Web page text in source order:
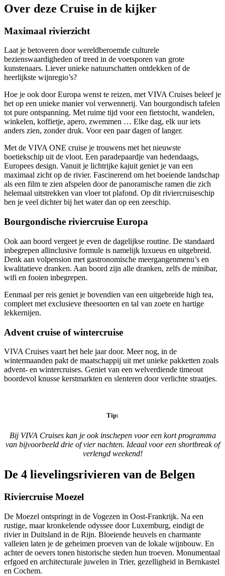
Over deze Cruise in de kijker
Maximaal rivierzicht
Laat je betoveren door wereldberoemde culturele
bezienswaardigheden of treed in de voetsporen van grote
kunstenaars. Liever unieke natuurschatten ontdekken of de
heerlijkste wijnregio’s?
Hoe je ook door Europa wenst te reizen, met VIVA Cruises beleef je
het op een unieke manier vol verwennerij. Van bourgondisch tafelen
tot pure ontspanning. Met ruime tijd voor een fietstocht, wandelen,
winkelen, koffietje, apero, zwemmen … Elke dag, elk uur iets
anders zien, zonder druk. Voor een paar dagen of langer.
Met de VIVA ONE cruise je trouwens met het nieuwste
boetiekschip uit de vloot. Een paradepaardje van hedendaags,
Europees design. Vanuit je lichtrijke kajuit geniet je van een
maximaal zicht op de rivier. Fascinerend om het boeiende landschap
als een film te zien afspelen door de panoramische ramen die zich
helemaal uitstrekken van vloer tot plafond. Op dit riviercruiseschip
ben je veel dichter bij het water dan op een zeeschip.
Bourgondische riviercruise Europa
Ook aan boord vergeet je even de dagelijkse routine. De standaard
inbegrepen allinclusive formule is namelijk luxueus en uitgebreid.
Denk aan volpension met gastronomische meergangenmenu’s en
kwalitatieve dranken. Aan boord zijn alle dranken, zelfs de minibar,
wifi en fooien inbegrepen.
Eenmaal per reis geniet je bovendien van een uitgebreide high tea,
compleet met exclusieve theesoorten en tal van zoete en hartige
lekkernijen.
Advent cruise of wintercruise
VIVA Cruises vaart het hele jaar door. Meer nog, in de
wintermaanden pakt de maatschappij uit met unieke pakketten zoals
advent- en wintercruises. Geniet van een welverdiende timeout
boordevol knusse kerstmarkten en slenteren door verlichte straatjes.
Tip:
Bij VIVA Cruises kan je ook inschepen voor een kort programma
van bijvoorbeeld drie of vier nachten. Ideaal voor een shortbreak of
verlengd weekend!
De 4 lievelingsrivieren van de Belgen
Riviercruise Moezel
De Moezel ontspringt in de Vogezen in Oost-Frankrijk. Na een
rustige, maar kronkelende odyssee door Luxemburg, eindigt de
rivier in Duitsland in de Rijn. Bloeiende heuvels en charmante
valleien laten je de geheimen proeven van de lokale wijnbouw. En
achter de oevers tonen historische steden hun troeven. Monumentaal
erfgoed en architecturale juwelen in Trier, gezelligheid in Bernkastel
en Cochem.